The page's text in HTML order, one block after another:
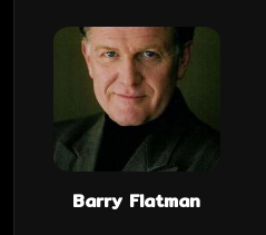
Barry Flatman